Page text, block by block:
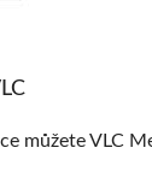
můžete VLC